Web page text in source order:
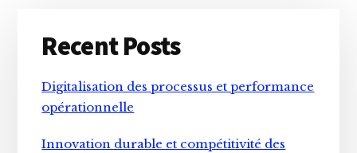
Sidebar
Recent Posts
Digitalisation des processus et performance
opérationnelle
Innovation durable et compétitivité des